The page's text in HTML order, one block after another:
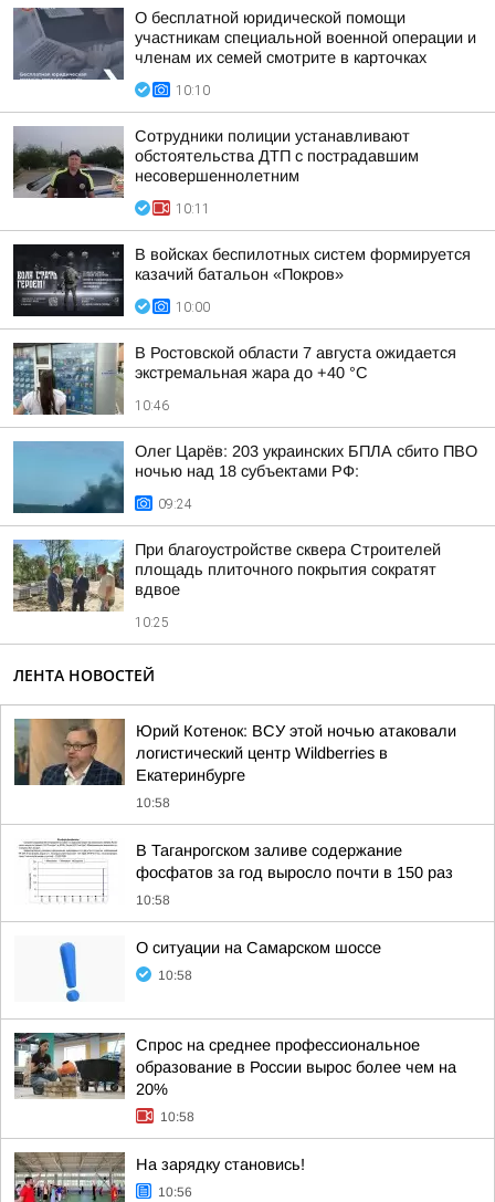
О бесплатной юридической помощи
участникам специальной военной операции и
членам их семей смотрите в карточках
10:10
Сотрудники полиции устанавливают
обстоятельства ДТП с пострадавшим
несовершеннолетним
10:11
В войсках беспилотных систем формируется
казачий батальон «Покров»
10:00
В Ростовской области 7 августа ожидается
экстремальная жара до +40 °С
10:46
Олег Царёв: 203 украинских БПЛА сбито ПВО
ночью над 18 субъектами РФ:
09:24
При благоустройстве сквера Строителей
площадь плиточного покрытия сократят
вдвое
10:25
ЛЕНТА НОВОСТЕЙ
Юрий Котенок: ВСУ этой ночью атаковали
логистический центр Wildberries в
Екатеринбурге
10:58
В Таганрогском заливе содержание
фосфатов за год выросло почти в 150 раз
10:58
О ситуации на Самарском шоссе
10:58
Спрос на среднее профессиональное
образование в России вырос более чем на
20%
10:58
На зарядку становись!
10:56